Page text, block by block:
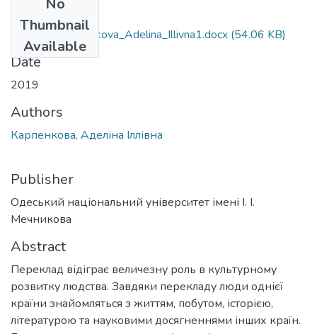
Thumbnail
Available
035.041_Karpenkova_Adelina_Illivna1.docx (54.06 KB)
Date
2019
Authors
Карпенкова, Аделіна Іллівна
Publisher
Одеський національний університет імені І. І.
Мечникова
Abstract
Переклад відіграє величезну роль в культурному
розвитку людства. Завдяки перекладу люди однієї
країни знайомляться з життям, побутом, історією,
літературою та науковими досягненнями інших країн.